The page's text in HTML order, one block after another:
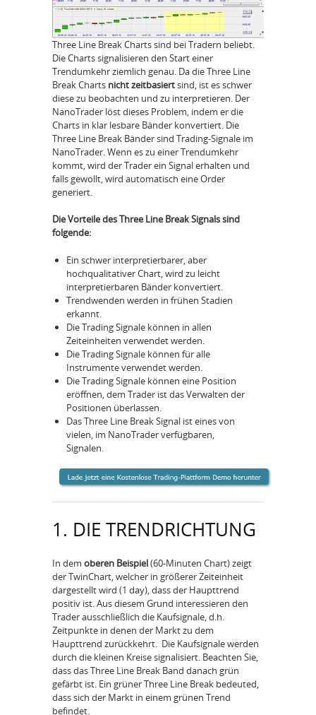
Three Line Break Charts sind bei Tradern beliebt.
Die Charts signalisieren den Start einer
Trendumkehr ziemlich genau. Da die Three Line
Break Charts nicht zeitbasiertsind, ist es schwer
diese zu beobachten und zu interpretieren. Der
NanoTrader löst dieses Problem, indem er die
Charts in klar lesbare Bänder konvertiert. Die
Three Line Break Bänder sind Trading-Signale im
NanoTrader. Wenn es zu einer Trendumkehr
kommt, wird der Trader ein Signal erhalten und
falls gewollt, wird automatisch eine Order
generiert.
Die Vorteile des Three Line Break Signals sind
folgende:
Ein schwer interpretierbarer, aber
hochqualitativer Chart, wird zu leicht
interpretierbaren Bänder konvertiert.
Trendwenden werden in frühen Stadien
erkannt.
Die Trading Signale können in allen
Zeiteinheiten verwendet werden.
Die Trading Signale können für alle
Instrumente verwendet werden.
Die Trading Signale können eine Position
eröffnen, dem Trader ist das Verwalten der
Positionen überlassen.
Das Three Line Break Signal ist eines von
vielen, im NanoTrader verfügbaren,
Signalen.
1. DIE TRENDRICHTUNG
In dem oberen Beispiel(60-Minuten Chart) zeigt
der TwinChart, welcher in größerer Zeiteinheit
dargestellt wird (1 day), dass der Haupttrend
positiv ist. Aus diesem Grund interessieren den
Trader ausschließlich die Kaufsignale, d.h.
Zeitpunkte in denen der Markt zu dem
Haupttrend zurückkehrt. Die Kaufsignale werden
durch die kleinen Kreise signalisiert. Beachten Sie,
dass das Three Line Break Band danach grün
gefärbt ist. Ein grüner Three Line Break bedeuted,
dass sich der Markt in einem grünen Trend
befindet.